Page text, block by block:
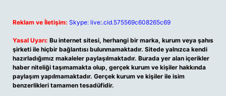
Reklam ve İletişim: Skype: live:.cid.575569c608265c69
Yasal Uyarı: Bu internet sitesi, herhangi bir marka, kurum veya şahıs
şirketi ile hiçbir bağlantısı bulunmamaktadır. Sitede yalnızca kendi
hazırladığımız makaleler paylaşılmaktadır. Burada yer alan içerikler
haber niteliği taşımamakta olup, gerçek kurum ve kişiler hakkında
paylaşım yapılmamaktadır. Gerçek kurum ve kişiler ile isim
benzerlikleri tamamen tesadüfidir.